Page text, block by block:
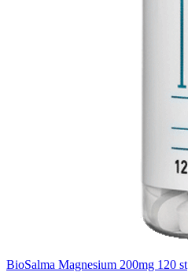
BioSalma Magnesium 200mg 120 st